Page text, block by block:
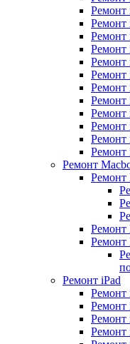
Ремонт
Ремонт
Ремонт
Ремонт
Ремонт
Ремонт
Ремонт
Ремонт
Ремонт
Ремонт
Ремонт
Ремонт
Ремонт
Ремонт
Ремонт
Ремонт
Ремонт iPad
Ремонт
Ремонт
Ремонт
Ремонт